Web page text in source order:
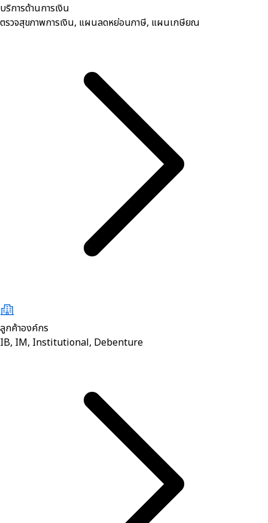
บริการด้านการเงิน
ตรวจสุขภาพการเงิน, ​แผนลดหย่อนภาษี, แผนเกษียณ
ลูกค้าองค์กร
IB, IM, Institutional, Debenture